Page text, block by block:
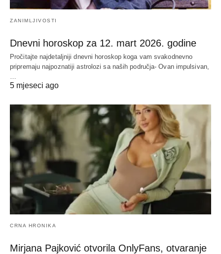
ZANIMLJIVOSTI
Dnevni horoskop za 12. mart 2026. godine
Pročitajte najdetaljniji dnevni horoskop koga vam svakodnevno
pripremaju najpoznatiji astrolozi sa naših područja- Ovan impulsivan,
5 mjeseci ago
CRNA HRONIKA
Mirjana Pajković otvorila OnlyFans, otvaranje